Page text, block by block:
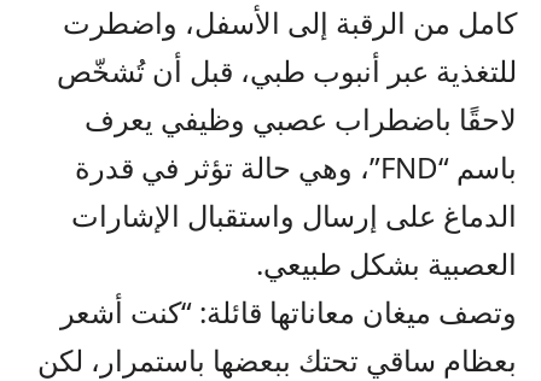
كامل من الرقبة إلى الأسفل، واضطرت
للتغذية عبر أنبوب طبي، قبل أن تُشخّص
لاحقًا باضطراب عصبي وظيفي يعرف
باسم “FND”، وهي حالة تؤثر في قدرة
الدماغ على إرسال واستقبال الإشارات
العصبية بشكل طبيعي.
وتصف ميغان معاناتها قائلة: “كنت أشعر
بعظام ساقي تحتك ببعضها باستمرار، لكن